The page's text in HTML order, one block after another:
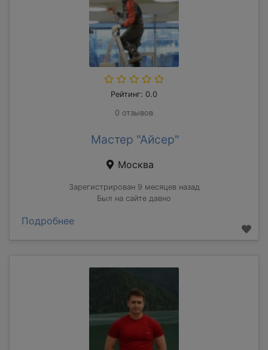
Рейтинг: 0.0
0 отзывов
Мастер "Айсер"
Москва
Зарегистрирован 9 месяцев назад
Был на сайте давно
Подробнее